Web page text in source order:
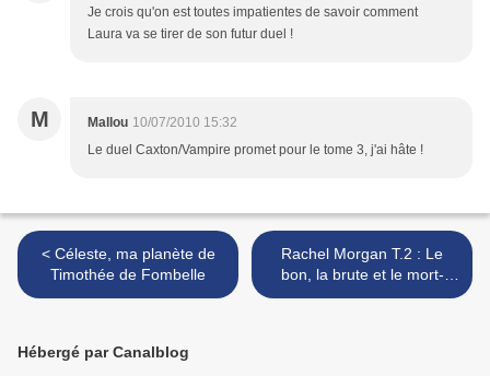
Je crois qu'on est toutes impatientes de savoir comment
Laura va se tirer de son futur duel !
M Mallou 10/07/2010 15:32
Le duel Caxton/Vampire promet pour le tome 3, j'ai hâte !
< Céleste, ma planète de
Timothée de Fombelle
Rachel Morgan T.2 : Le
bon, la brute et le mort-
vivant de Kim Harrison >
Hébergé par Canalblog